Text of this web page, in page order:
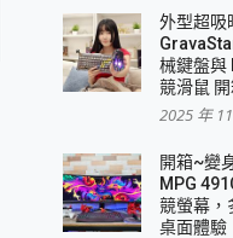
外型超吸
械鍵盤與
競滑鼠
2025 年
開箱~變
MPG
競螢幕，
桌面體驗